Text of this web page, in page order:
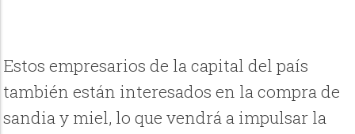
Estos empresarios de la capital del país
también están interesados en la compra de
sandia y miel, lo que vendrá a impulsar la